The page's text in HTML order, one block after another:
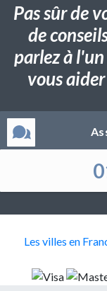
Pas sûr de
de
parlez à
vous
Les villes en